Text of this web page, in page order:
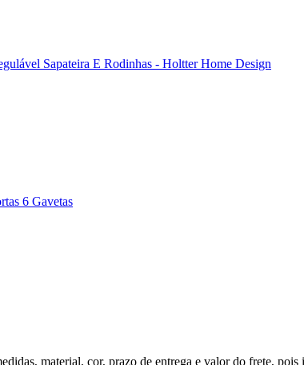
Sapateira E Rodinhas - Holtter Home Design
6 Gavetas
material, cor, prazo de entrega e valor do frete,